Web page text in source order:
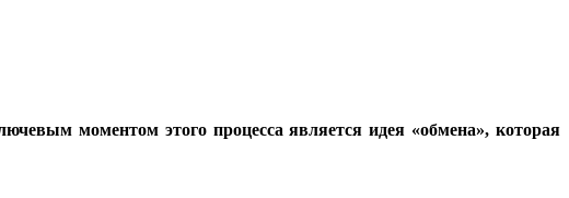
моментом этого процесса является идея «обмена», которая